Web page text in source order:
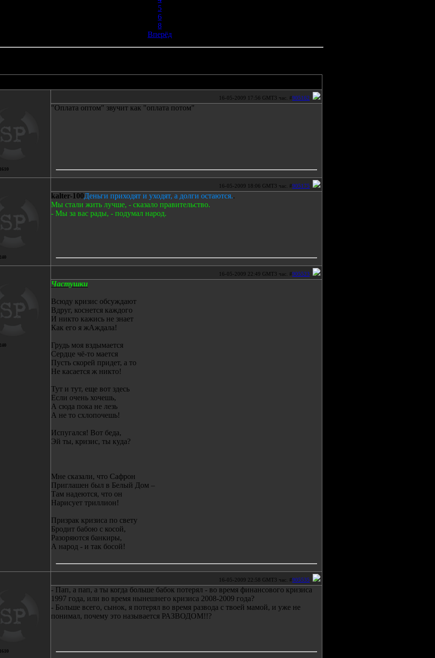
5
6
8
Вперёд
1610
16-05-2009 17:56 GMT3 час. #905162
"Оплата оптом" звучит как "оплата потом"
240
16-05-2009 18:06 GMT3 час. #905175
kalter-100Деньги приходят и уходят, а долги остаются..
Мы стали жить лучше, - сказало правительство.
- Мы за вас рады, - подумал народ.
240
16-05-2009 22:49 GMT3 час. #905523
Частушки
Всюду кризис обсуждают
Вдруг, коснется каждого
И никто кажись не знает
Как его я жАждала!
Грудь моя вздымается
Сердце чё-то мается
Пусть скорей придет, а то
Не касается ж никто!
Тут и тут, еще вот здесь
Если очень хочешь,
А сюда пока не лезь
А не то схлопочешь!
Испугался! Вот беда,
Эй ты, кризис, ты куда?
Мне сказали, что Сафрон
Приглашен был в Белый Дом –
Там надеются, что он
Нарисует триллион!
Призрак кризиса по свету
Бродит бабою с косой,
Разоряются банкиры,
А народ - и так босой!
1610
16-05-2009 22:58 GMT3 час. #905535
- Пап, а пап, а ты когда больше бабок потерял - во время финансового кризиса
1997 года, или во время нынешнего кризиса 2008-2009 года?
- Больше всего, сынок, я потерял во время развода с твоей мамой, и уже не
понимал, почему это называется РАЗВОДОМ!!?